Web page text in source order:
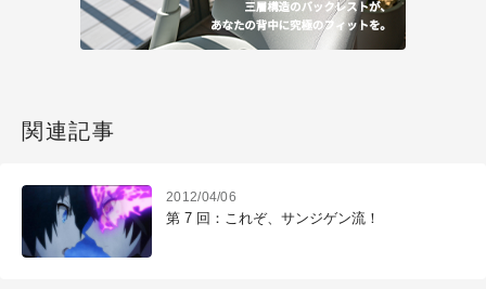
関連記事
2012/04/06
第 7 回：これぞ、サンジゲン流！